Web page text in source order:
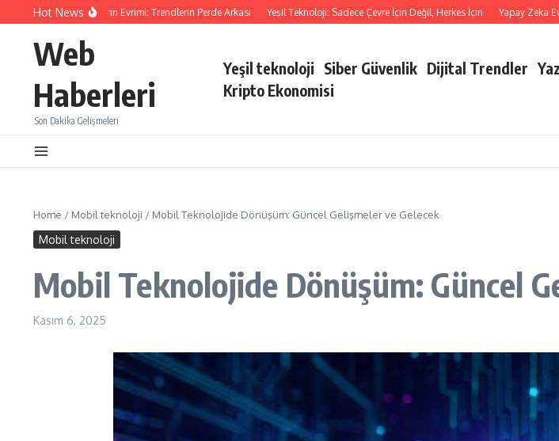
İçeriğe atlaHot News
Dijital Alışkanlıkların Evrimi: Trendlerin Perde Arkası Yeşil Teknoloji: Sadece Çevre İçin Değil, Herkes İçin Yapay Zeka
Web
Haberleri
Son Dakika Gelişmeleri
Yeşil teknoloji Siber Güvenlik Dijital Trendler
Kripto Ekonomisi
Home / Mobil teknoloji / Mobil Teknolojide Dönüşüm: Güncel Gelişmeler ve Gelecek
Mobil teknoloji
Mobil Teknolojide Dönüşüm: Güncel
Kasım 6, 2025